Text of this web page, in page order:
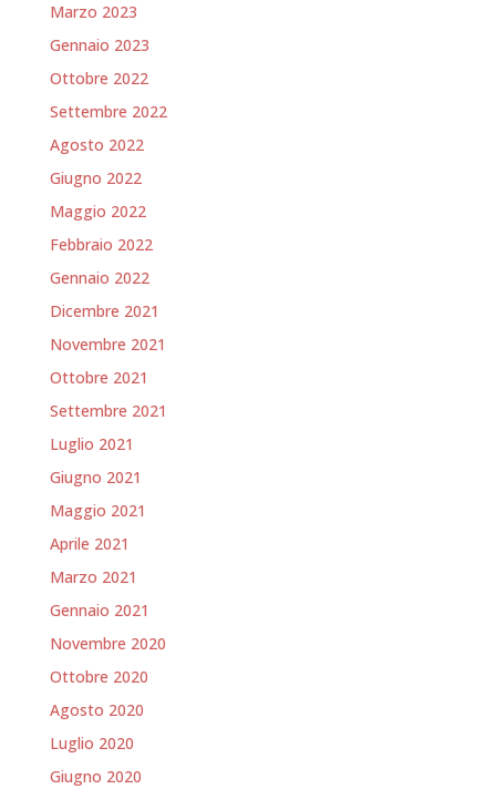
Marzo 2023
Gennaio 2023
Ottobre 2022
Settembre 2022
Agosto 2022
Giugno 2022
Maggio 2022
Febbraio 2022
Gennaio 2022
Dicembre 2021
Novembre 2021
Ottobre 2021
Settembre 2021
Luglio 2021
Giugno 2021
Maggio 2021
Aprile 2021
Marzo 2021
Gennaio 2021
Novembre 2020
Ottobre 2020
Agosto 2020
Luglio 2020
Giugno 2020